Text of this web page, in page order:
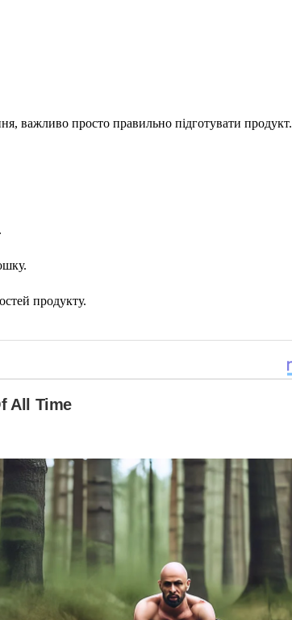
важливо просто правильно підготувати продукт.
продукту.